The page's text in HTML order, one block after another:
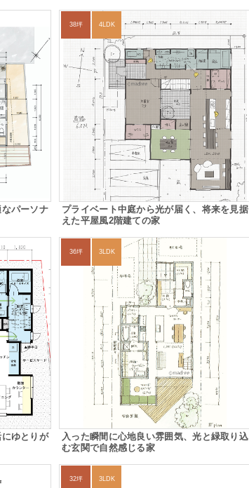
パーソナ
38坪 4LDK
プライベート中庭から光が届く、将来を見据
えた平屋風2階建ての家
ゆとりが
36坪 3LDK
入った瞬間に心地良い雰囲気、光と緑取り込
む玄関で自然感じる家
32坪 3LDK